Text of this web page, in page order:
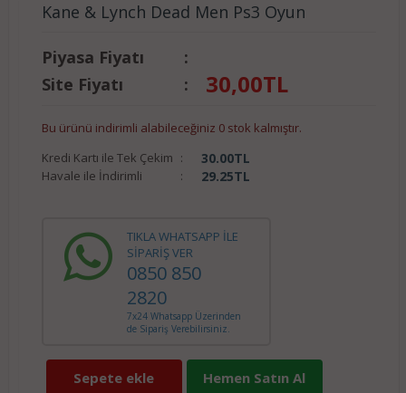
Kane & Lynch Dead Men Ps3 Oyun
Piyasa Fiyatı
:
Site Fiyatı
: 30,00TL
Bu ürünü indirimli alabileceğiniz 0 stok kalmıştır.
Kredi Kartı ile Tek Çekim : 30.00TL
Havale ile İndirimli : 29.25TL
TIKLA WHATSAPP İLE
SİPARİŞ VER
0850 850
2820
7x24 Whatsapp Üzerinden
de Sipariş Verebilirsiniz.
Sepete ekle Hemen Satın Al